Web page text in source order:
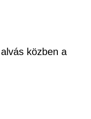
közben a